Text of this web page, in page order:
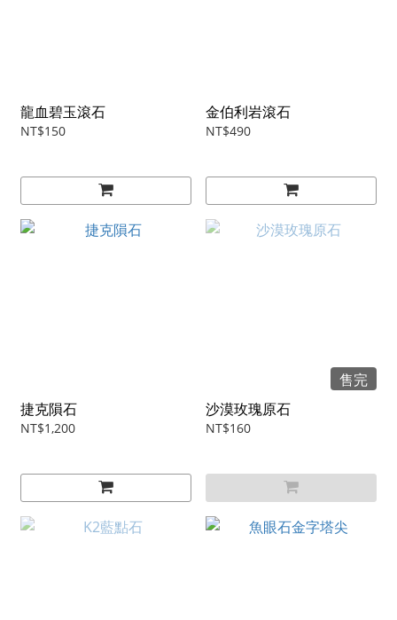
龍血碧玉滾石
NT$150
金伯利岩滾石
NT$490
捷克隕石
NT$1,200
售完
沙漠玫瑰原石
NT$160